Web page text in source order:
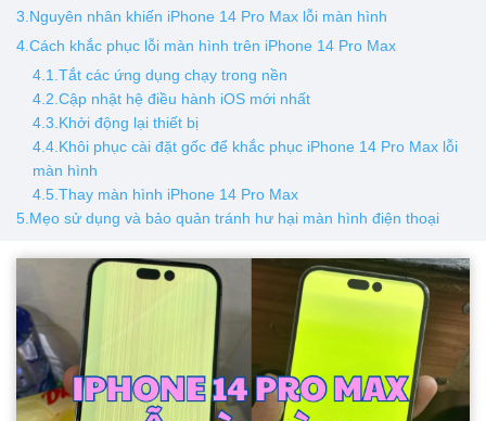
3.Nguyên nhân khiến iPhone 14 Pro Max lỗi màn hình
4.Cách khắc phục lỗi màn hình trên iPhone 14 Pro Max
4.1.Tắt các ứng dụng chạy trong nền
4.2.Cập nhật hệ điều hành iOS mới nhất
4.3.Khởi động lại thiết bị
4.4.Khôi phục cài đặt gốc để khắc phục iPhone 14 Pro Max lỗi
màn hình
4.5.Thay màn hình iPhone 14 Pro Max
5.Mẹo sử dụng và bảo quản tránh hư hại màn hình điện thoại